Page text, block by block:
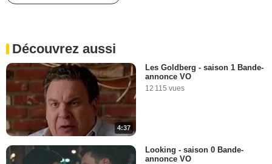
Découvrez aussi
4:37
Les Goldberg - saison 1 Bande-
annonce VO
12 115 vues
Looking - saison 0 Bande-
annonce VO